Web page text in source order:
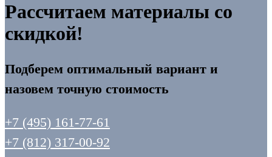
Рассчитаем материалы со
скидкой!
Подберем оптимальный вариант и
назовем точную стоимость
+7 (495) 161-77-61
+7 (812) 317-00-92